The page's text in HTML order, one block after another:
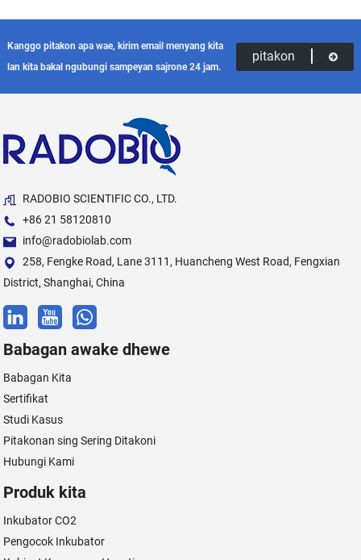
Kanggo pitakon apa wae, kirim email menyang kita
lan kita bakal ngubungi sampeyan sajrone 24 jam.
pitakon
RADOBIO SCIENTIFIC CO., LTD.
+86 21 58120810
info@radobiolab.com
258, Fengke Road, Lane 3111, Huancheng West Road, Fengxian
District, Shanghai, China
Babagan awake dhewe
Babagan Kita
Sertifikat
Studi Kasus
Pitakonan sing Sering Ditakoni
Hubungi Kami
Produk kita
Inkubator CO2
Pengocok Inkubator